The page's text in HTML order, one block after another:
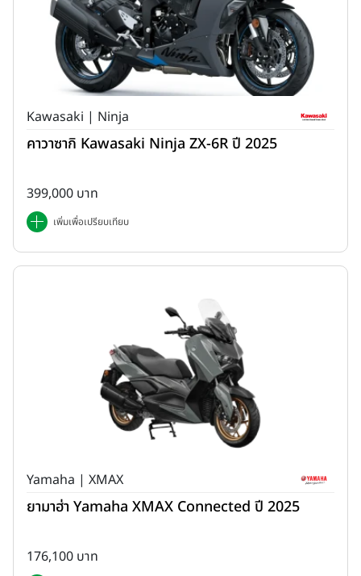
Kawasaki | Ninja
คาวาซากิ Kawasaki Ninja ZX-6R ปี 2025
399,000 บาท
เพิ่มเพื่อเปรียบเทียบ
Yamaha | XMAX
ยามาฮ่า Yamaha XMAX Connected ปี 2025
176,100 บาท